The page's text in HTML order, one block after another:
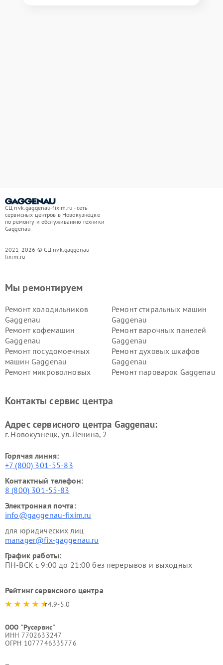
СЦ nvk.gaggenau-fixim.ru - сеть
сервисных центров в Новокузнецке
по ремонту и обслуживанию техники
Gaggenau
2021-2026 © СЦ nvk.gaggenau-
fixim.ru
Мы ремонтируем
Ремонт холодильников
Gaggenau
Ремонт стиральных машин
Gaggenau
Ремонт кофемашин
Gaggenau
Ремонт варочных панелей
Gaggenau
Ремонт посудомоечных
машин Gaggenau
Ремонт духовых шкафов
Gaggenau
Ремонт микроволновых
Ремонт пароварок Gaggenau
Контакты сервис центра
Адрес сервисного центра Gaggenau:
г. Новокузнецк, ул. Ленина, 2
Горячая линия:
+7 (800) 301-55-83
Контактный телефон:
8 (800) 301-55-83
Электронная почта:
info@gaggenau-fixim.ru
для юридических лиц
manager@fix-gaggenau.ru
График работы:
ПН-ВСК с 9:00 до 21:00 без перерывов и выходных
Рейтинг сервисного центра
4.9-5.0
ООО "Русервис"
ИНН 7702633247
ОГРН 1077746335776